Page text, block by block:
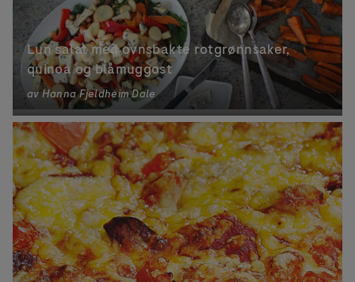
Lun salat med ovnsbakte rotgrønnsaker,
quinoa og blåmuggost
avHanna Fjeldheim Dale